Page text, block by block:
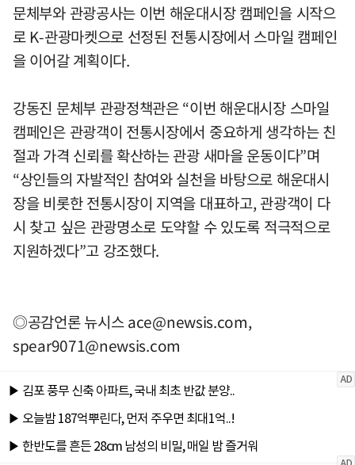
문체부와 관광공사는 이번 해운대시장 캠페인을 시작으
로 K-관광마켓으로 선정된 전통시장에서 스마일 캠페인
을 이어갈 계획이다.
강동진 문체부 관광정책관은 “이번 해운대시장 스마일
캠페인은 관광객이 전통시장에서 중요하게 생각하는 친
절과 가격 신뢰를 확산하는 관광 새마을 운동이다”며
“상인들의 자발적인 참여와 실천을 바탕으로 해운대시
장을 비롯한 전통시장이 지역을 대표하고, 관광객이 다
시 찾고 싶은 관광명소로 도약할 수 있도록 적극적으로
지원하겠다”고 강조했다.
◎공감언론 뉴시스ace@newsis.com,
spear9071@newsis.com